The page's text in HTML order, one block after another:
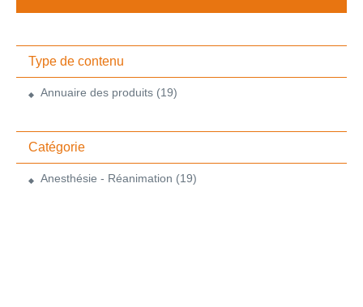
Type de contenu
Annuaire des produits (19)
Catégorie
Anesthésie - Réanimation (19)